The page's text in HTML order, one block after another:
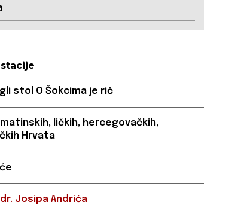
stol O Šokcima je rič
ličkih, hercegovačkih,
Hrvata
dr. Josipa Andrića